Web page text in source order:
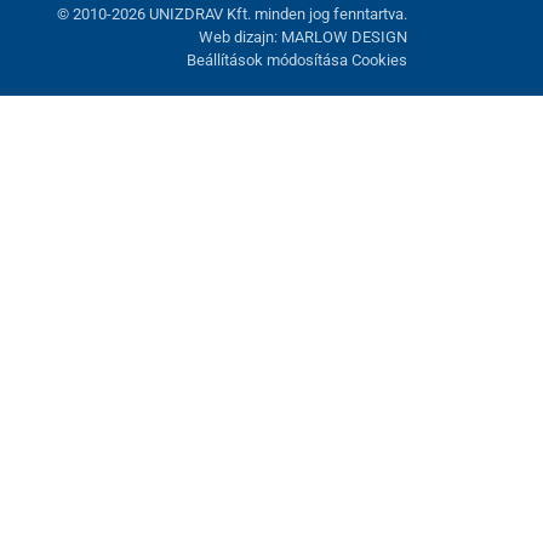
© 2010-2026 UNIZDRAV Kft. minden jog fenntartva.
Web dizajn: MARLOW DESIGN
Beállítások módosítása Cookies